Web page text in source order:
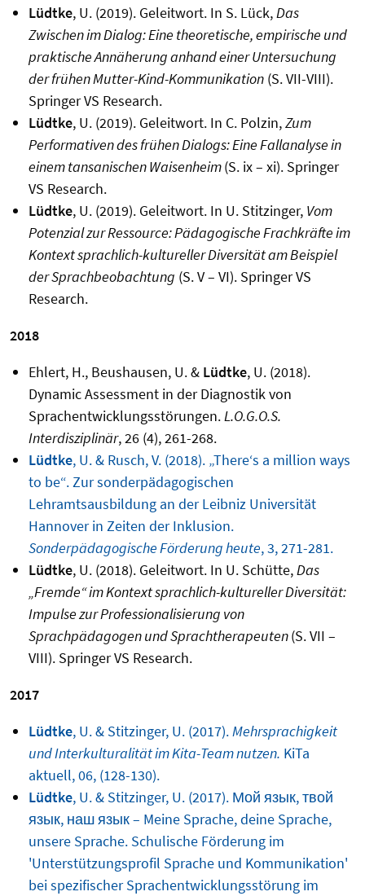
Lüdtke, U. (2019). Geleitwort. In S. Lück,Das
Zwischen im Dialog: Eine theoretische, empirische und
praktische Annäherung anhand einer Untersuchung
der frühen Mutter-Kind-Kommunikation(S. VII-VIII).
Springer VS Research.
Lüdtke, U. (2019). Geleitwort. In C. Polzin,Zum
Performativen des frühen Dialogs: Eine Fallanalyse in
einem tansanischen Waisenheim(S. ix – xi). Springer
VS Research.
Lüdtke, U. (2019). Geleitwort. In U. Stitzinger, Vom
Potenzial zur Ressource: Pädagogische Frachkräfte im
Kontext sprachlich-kultureller Diversität am Beispiel
der Sprachbeobachtung (S. V – VI). Springer VS
Research.
2018
Ehlert, H., Beushausen, U. & Lüdtke, U. (2018).
Dynamic Assessment in der Diagnostik von
Sprachentwicklungsstörungen.L.O.G.O.S.
Interdisziplinär, 26 (4), 261-268.
Lüdtke, U. & Rusch, V. (2018). „There‘s a million ways
to be“. Zur sonderpädagogischen
Lehramtsausbildung an der Leibniz Universität
Hannover in Zeiten der Inklusion.
Sonderpädagogische Förderung heute, 3, 271-281.
Lüdtke, U. (2018). Geleitwort. In U. Schütte,Das
„Fremde“ im Kontext sprachlich-kultureller Diversität:
Impulse zur Professionalisierung von
Sprachpädagogen und Sprachtherapeuten(S. VII –
VIII). Springer VS Research.
2017
Lüdtke, U. & Stitzinger, U. (2017).Mehrsprachigkeit
und Interkulturalität im Kita-Team nutzen. KiTa
aktuell, 06, (128-130).
Lüdtke, U. & Stitzinger, U. (2017). Мой язык, твой
язык, наш язык – Meine Sprache, deine Sprache,
unsere Sprache. Schulische Förderung im
'Unterstützungsprofil Sprache und Kommunikation'
bei spezifischer Sprachentwicklungsstörung im